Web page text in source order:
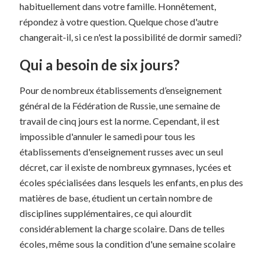
habituellement dans votre famille. Honnêtement,
répondez à votre question. Quelque chose d'autre
changerait-il, si ce n'est la possibilité de dormir samedi?
Qui a besoin de six jours?
Pour de nombreux établissements d’enseignement
général de la Fédération de Russie, une semaine de
travail de cinq jours est la norme. Cependant, il est
impossible d'annuler le samedi pour tous les
établissements d'enseignement russes avec un seul
décret, car il existe de nombreux gymnases, lycées et
écoles spécialisées dans lesquels les enfants, en plus des
matières de base, étudient un certain nombre de
disciplines supplémentaires, ce qui alourdit
considérablement la charge scolaire. Dans de telles
écoles, même sous la condition d'une semaine scolaire